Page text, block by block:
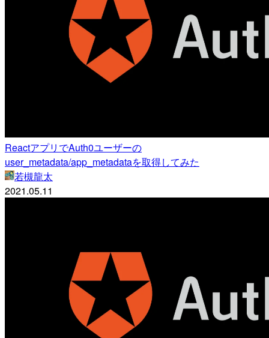
ReactアプリでAuth0ユーザーの
user_metadata/app_metadataを取得してみた
若槻龍太
2021.05.11